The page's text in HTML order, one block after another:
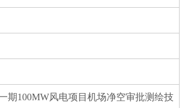
期100MW风电项目机场净空审批测绘技